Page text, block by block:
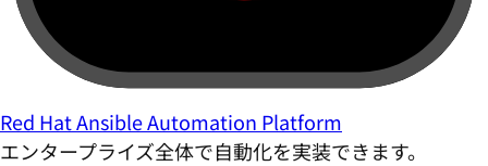
Red Hat Ansible Automation Platform
エンタープライズ全体で自動化を実装できます。